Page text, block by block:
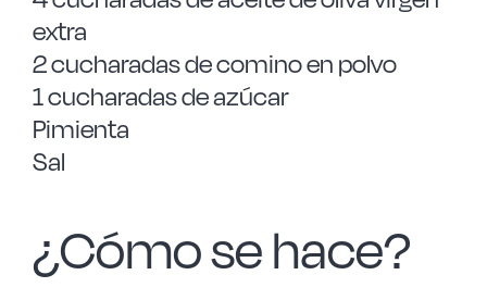
extra
2 cucharadas de comino en polvo
1 cucharadas de azúcar
Pimienta
Sal
¿Cómo se hace?